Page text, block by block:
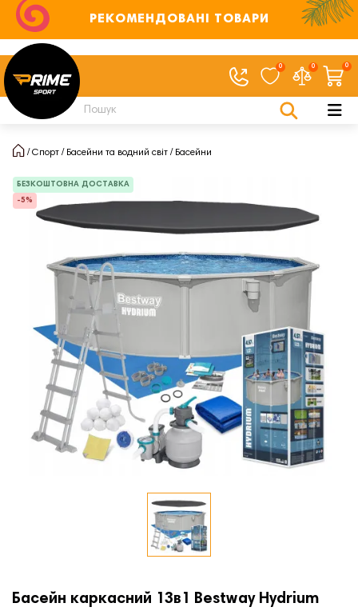
РЕКОМЕНДОВАНІ ТОВАРИ
0 0 0
Спорт Басейни та водний світ Басейни
БЕЗКОШТОВНА ДОСТАВКА
-5%
Басейн каркасний 13в1 Bestway Hydrium